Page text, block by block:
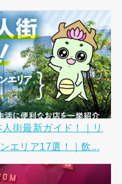
街最新ガイド！｜リ
エリア17選！｜飲...